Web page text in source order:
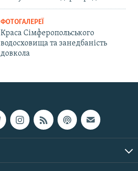
ФОТОГАЛЕРЕЇ
Краса Сімферопольського
водосховища та занедбаність
довкола